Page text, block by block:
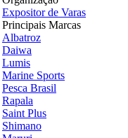
Expositor de Varas
Principais Marcas
Albatroz
Daiwa
Lumis
Marine Sports
Pesca Brasil
Rapala
Saint Plus
Shimano